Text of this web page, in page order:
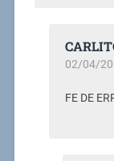
02/04/
FE DE